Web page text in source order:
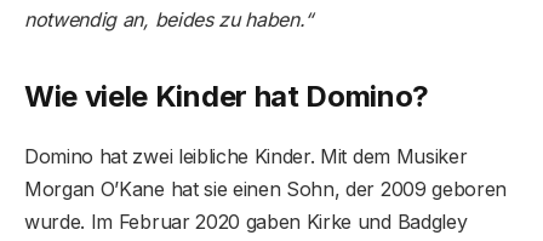
notwendig an, beides zu haben.“
Wie viele Kinder hat Domino?
Domino hat zwei leibliche Kinder. Mit dem Musiker
Morgan O’Kane hat sie einen Sohn, der 2009 geboren
wurde. Im Februar 2020 gaben Kirke und Badgley